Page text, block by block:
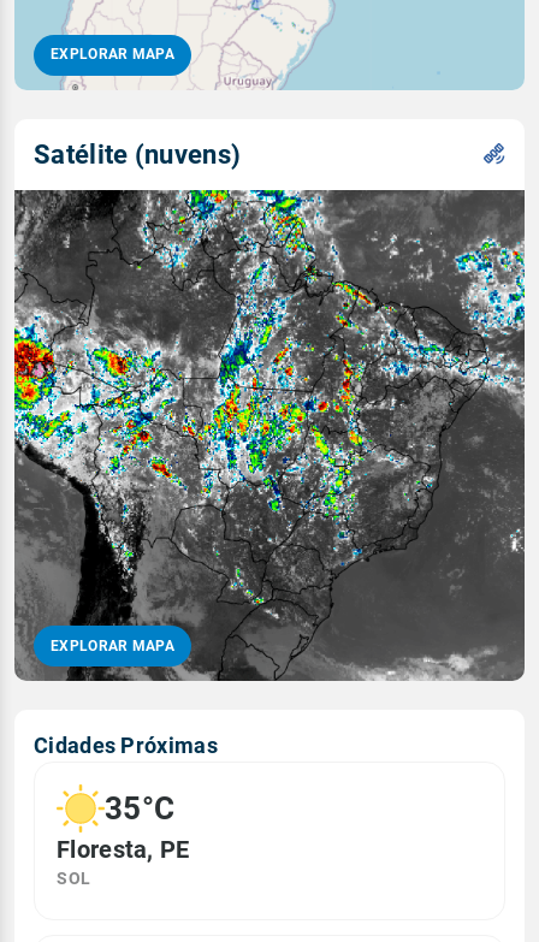
EXPLORAR MAPA
Satélite (nuvens)
EXPLORAR MAPA
Cidades Próximas
35°C
Floresta, PE
SOL